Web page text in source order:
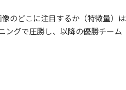
のどこに注目するか（特徴量）は
ングで圧勝し、以降の優勝チーム